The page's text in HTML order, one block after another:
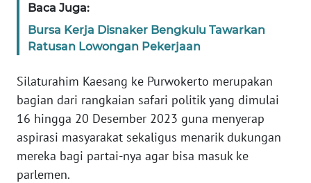
Baca Juga:
Bursa Kerja Disnaker Bengkulu Tawarkan
Ratusan Lowongan Pekerjaan
Silaturahim Kaesang ke Purwokerto merupakan
bagian dari rangkaian safari politik yang dimulai
16 hingga 20 Desember 2023 guna menyerap
aspirasi masyarakat sekaligus menarik dukungan
mereka bagi partai-nya agar bisa masuk ke
parlemen.
JABAR
WN
WN
NTT
KEPRI